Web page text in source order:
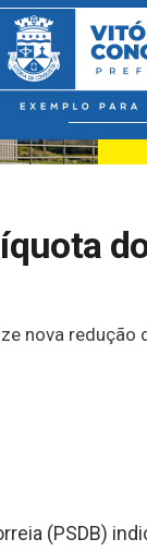
nova redução
(PSDB)